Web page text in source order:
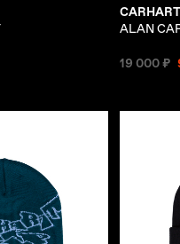
ALAN
19 000 ₽